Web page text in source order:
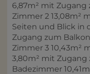
6,87m² mit Zugang
Zimmer 2 13,08m²
Seiten und Blick in
Zugang zum Balkon
Zimmer 3 10,43m²
3,80m² mit Zugang
Badezimmer